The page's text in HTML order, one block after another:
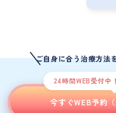
ご自身に合う治療方法
24時間WEB受付中
今すぐWEB予約